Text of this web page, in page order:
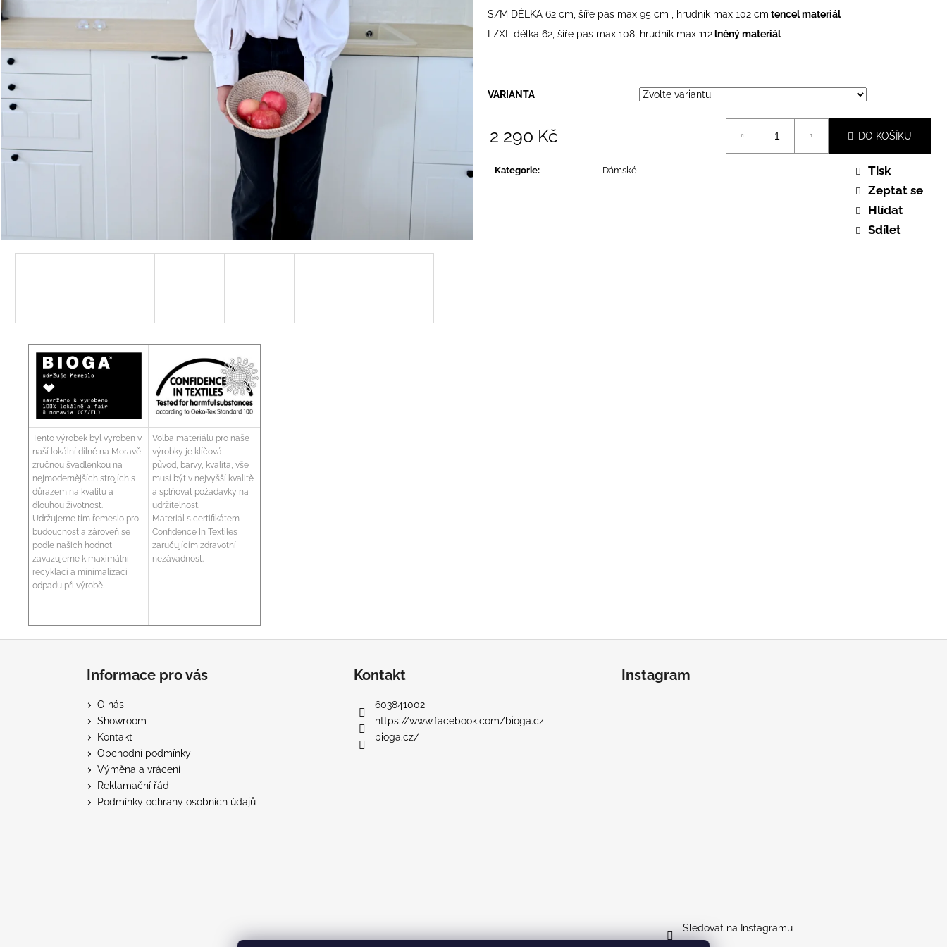
S/M DÉLKA 62 cm, šíře pas max 95 cm , hrudník max 102 cm tencel materiál
L/XL délka 62, šíře pas max 108, hrudník max 112 lněný materiál
VARIANTA
2 290 Kč
cena:
DO KOŠÍKU
Kategorie: Dámské
Tisk
Zeptat se
Hlídat
Sdílet
Tento výrobek byl vyroben v
naší lokální dílně na Moravě
zručnou švadlenkou na
nejmodernějších strojích s
důrazem na kvalitu a
dlouhou životnost.
Udržujeme tím řemeslo pro
budoucnost a zároveň se
podle našich hodnot
zavazujeme k maximální
recyklaci a minimalizaci
odpadu při výrobě.
Volba materiálu pro naše
výrobky je klíčová –
původ, barvy, kvalita, vše
musí být v nejvyšší kvalitě
a splňovat požadavky na
udržitelnost.
Materiál s certifikátem
Confidence In Textiles
zaručujícím zdravotní
nezávadnost.
Informace pro vás
O nás
Showroom
Kontakt
Obchodní podmínky
Výměna a vrácení
Reklamační řád
Podmínky ochrany osobních údajů
Kontakt
603841002
https://www.facebook.com/bioga.cz
bioga.cz/
Instagram
Sledovat na Instagramu